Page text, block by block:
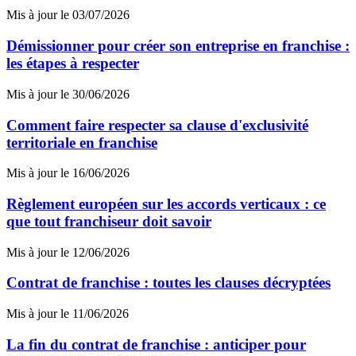
Mis à jour le 03/07/2026
Démissionner pour créer son entreprise en franchise :
les étapes à respecter
Mis à jour le 30/06/2026
Comment faire respecter sa clause d'exclusivité
territoriale en franchise
Mis à jour le 16/06/2026
Règlement européen sur les accords verticaux : ce
que tout franchiseur doit savoir
Mis à jour le 12/06/2026
Contrat de franchise : toutes les clauses décryptées
Mis à jour le 11/06/2026
La fin du contrat de franchise : anticiper pour